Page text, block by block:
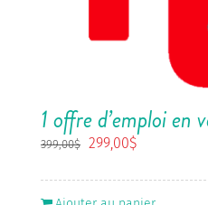
1 offre d’emploi en
399,00$ Le
initial
était :
299,00$Le
actuel
est :